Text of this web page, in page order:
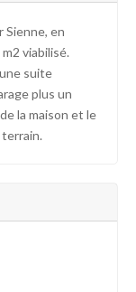
Sienne, en
viabilisé.
suite
plus un
la maison et le